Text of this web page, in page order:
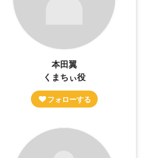
本田翼
くまちぃ役